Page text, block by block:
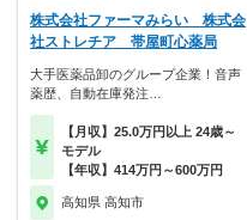
株式会社ファーマみらい 株式会
社ストレチア 帯屋町心薬局
大手医薬品卸のグループ企業！音声
薬歴、自動在庫発注…
【月収】25.0万円以上 24歳～
モデル
【年収】414万円～600万円
高知県 高知市